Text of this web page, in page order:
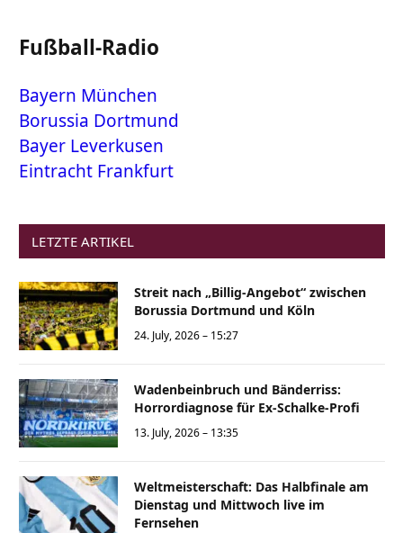
Fußball-Radio
Bayern München
Borussia Dortmund
Bayer Leverkusen
Eintracht Frankfurt
LETZTE ARTIKEL
Streit nach „Billig-Angebot“ zwischen
Borussia Dortmund und Köln
24. July, 2026 – 15:27
Wadenbeinbruch und Bänderriss:
Horrordiagnose für Ex-Schalke-Profi
13. July, 2026 – 13:35
Weltmeisterschaft: Das Halbfinale am
Dienstag und Mittwoch live im
Fernsehen